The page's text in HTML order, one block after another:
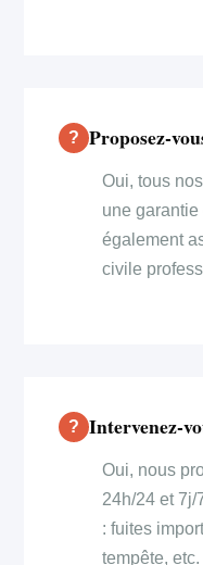
Proposez-
Oui, tous
une
également
civile
Intervenez-
Oui, nous
24h/24 et 7j/
: fuites
tempête, etc.